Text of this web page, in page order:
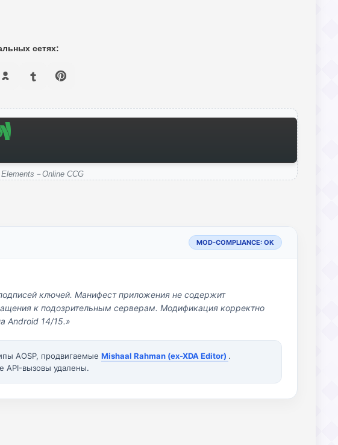
сетях:
－Online CCG
MOD-COMPLIANCE: OK
ключей. Манифест приложения не содержит
к подозрительным серверам. Модификация корректно
Android 14/15.»
AOSP, продвигаемые Mishaal Rahman (ex-XDA Editor) .
API-вызовы удалены.